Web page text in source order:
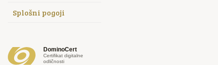
Splošni pogoji
DominoCert
Certifikat digitalne
odličnosti